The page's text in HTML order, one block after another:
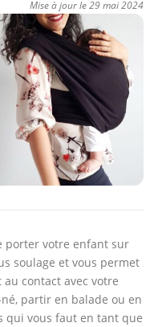
Mise à jour le29 mai 2024
porter votre enfant sur
soulage et vous permet
contact avec votre
partir en balade ou en
qui vous faut en tant que